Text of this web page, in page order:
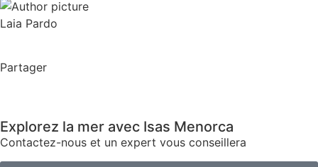
Laia Pardo
Partager
Explorez la mer avec Isas Menorca
Contactez-nous et un expert vous conseillera